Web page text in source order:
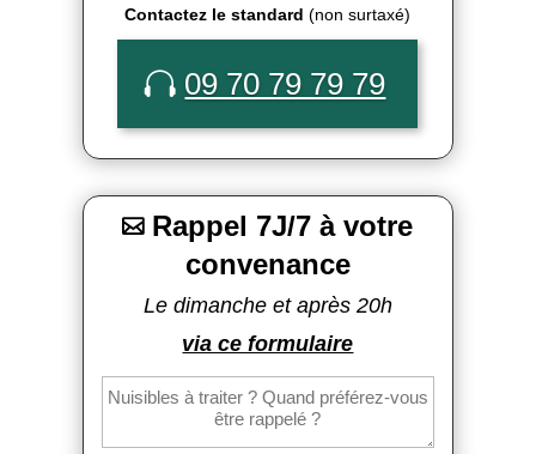
Contactez le standard(non surtaxé)
09 70 79 79 79
Rappel 7J/7 à votre
convenance
Le dimanche et après 20h
via ce formulaire